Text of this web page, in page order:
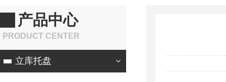
产品中心
PRODUCT CENTER
立库托盘